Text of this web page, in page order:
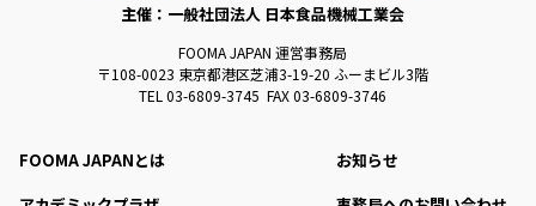
主催：一般社団法人 日本食品機械工業会
FOOMA JAPAN 運営事務局
〒108-0023 東京都港区芝浦3-19-20 ふーまビル3階
TEL 03-6809-3745 FAX 03-6809-3746
FOOMA JAPANとは
お知らせ